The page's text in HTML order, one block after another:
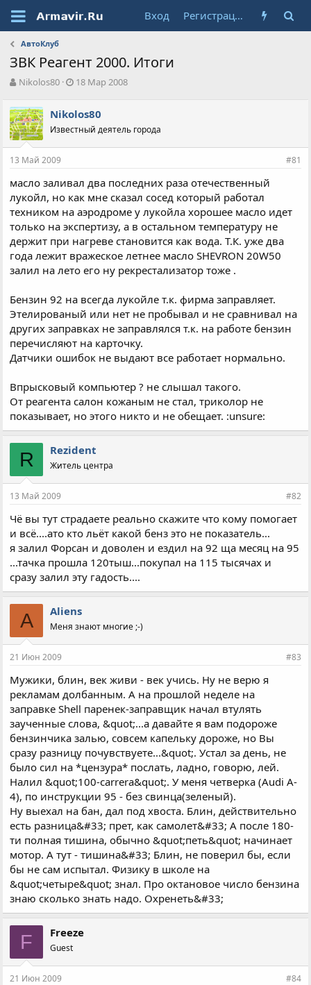
Вход Регистрация
АвтоКлуб
ЗВК Реагент 2000. Итоги
А
т
о
р
т
е
ы
Nikolos80
Д
а
н
л
а
18 Мар 2008
Nikolos80
Известный деятель города
13 Май 2009 #81
масло заливал два последних раза отечественный
лукойл, но как мне сказал сосед который работал
техником на аэродроме у лукойла хорошее масло идет
только на экспертизу, а в остальном температуру не
держит при нагреве становится как вода. Т.К. уже два
года лежит вражеское летнее масло SHEVRON 20W50
залил на лето его ну рекрестализатор тоже .
Бензин 92 на всегда лукойле т.к. фирма заправляет.
Этелированый или нет не пробывал и не сравнивал на
других заправках не заправлялся т.к. на работе бензин
перечисляют на карточку.
Датчики ошибок не выдают все работает нормально.
Впрысковый компьютер ? не слышал такого.
От реагента салон кожаным не стал, триколор не
показывает, но этого никто и не обещает. :unsure:
R Rezident
Житель центра
13 Май 2009 #82
Чё вы тут страдаете реально скажите что кому помогает
и всё....ато кто льёт какой бенз это не показатель...
я залил Форсан и доволен и ездил на 92 ща месяц на 95
...тачка прошла 120тыш...покупал на 115 тысячах и
сразу залил эту гадость....
A Aliens
Меня знают многие ;-)
21 Июн 2009 #83
Мужики, блин, век живи - век учись. Ну не верю я
рекламам долбанным. А на прошлой неделе на
заправке Shell паренек-заправщик начал втулять
заученные слова, &quot;...а давайте я вам подороже
бензинчика залью, совсем капельку дороже, но Вы
сразу разницу почувствуете...&quot;. Устал за день, не
было сил на *цензура* послать, ладно, говорю, лей.
Налил &quot;100-carrera&quot;. У меня четверка (Audi A-
4), по инструкции 95 - без свинца(зеленый).
Ну выехал на бан, дал под хвоста. Блин, действительно
есть разница&#33; прет, как самолет&#33; А после 180-
ти полная тишина, обычно &quot;петь&quot; начинает
мотор. А тут - тишина&#33; Блин, не поверил бы, если
бы не сам испытал. Физику в школе на
&quot;четыре&quot; знал. Про октановое число бензина
знаю сколько знать надо. Охренеть&#33;
F Freeze
Guest
21 Июн 2009 #84